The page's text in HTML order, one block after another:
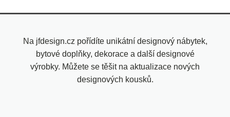
Na jfdesign.cz pořídíte unikátní designový nábytek,
bytové doplňky, dekorace a další designové
výrobky. Můžete se těšit na aktualizace nových
designových kousků.